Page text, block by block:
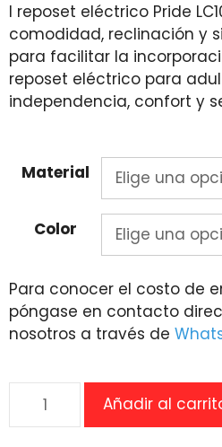
l reposet eléctrico Pride
comodidad, reclinación y
para facilitar la
reposet eléctrico para
independencia, confort y
Material
Color
Para conocer el costo de
póngase en contacto
nosotros a través de
Reclinable
Añadir al